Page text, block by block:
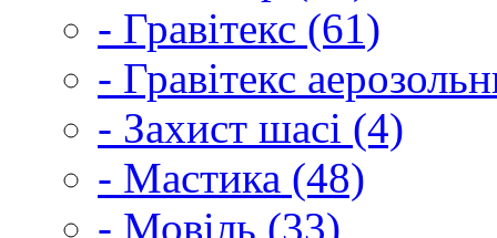
- Гравітекс (61)
- Гравітекс
- Захист шасі (4)
- Мастика (48)
- Мовіль (33)